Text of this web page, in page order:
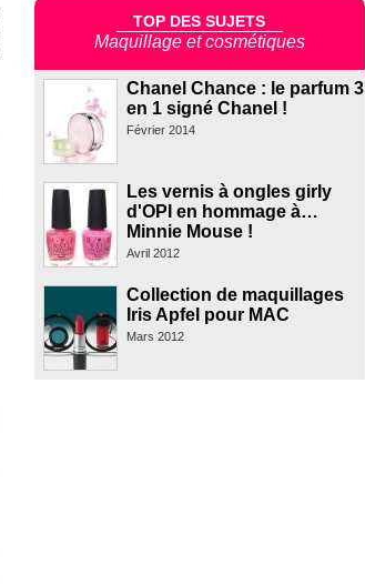
TOP DES SUJETS
Maquillage et cosmétiques
Chanel Chance : le parfum 3
en 1 signé Chanel !
Février 2014
Les vernis à ongles girly
d'OPI en hommage à…
Minnie Mouse !
Avril 2012
Collection de maquillages
Iris Apfel pour MAC
Mars 2012